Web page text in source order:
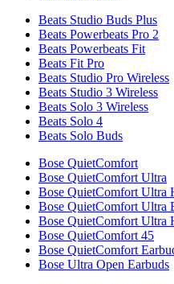
Beats Studio Buds Plus
Beats Powerbeats Pro 2
Beats Powerbeats Fit
Beats Fit Pro
Beats Studio Pro Wireless
Beats Studio 3 Wireless
Beats Solo 3 Wireless
Beats Solo 4
Beats Solo Buds
Bose QuietComfort
Bose QuietComfort Ultra
Bose QuietComfort Ultra
Bose QuietComfort Ultra
Bose QuietComfort Ultra
Bose QuietComfort 45
Bose QuietComfort
Bose Ultra Open Earbuds